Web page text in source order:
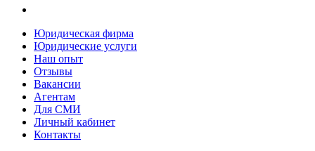
Юридическая фирма
Юридические услуги
Наш опыт
Отзывы
Вакансии
Агентам
Для СМИ
Личный кабинет
Контакты